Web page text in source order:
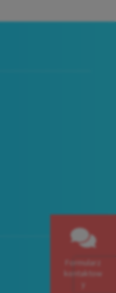
Formularz
kontaktow